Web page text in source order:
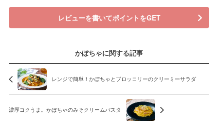
レビューを書いてポイントをGET
かぼちゃに関する記事
レンジで簡単！かぼちゃとブロッコリーのクリーミーサラダ
濃厚コクうま。かぼちゃのみそクリームパスタ